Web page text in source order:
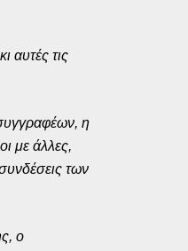
αυτές τις
η
με άλλες,
των
ο